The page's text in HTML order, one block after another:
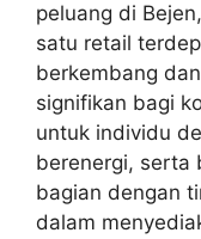
peluang di
satu retail
berkembang
signifikan bagi
untuk individu
berenergi, serta
bagian dengan
dalam